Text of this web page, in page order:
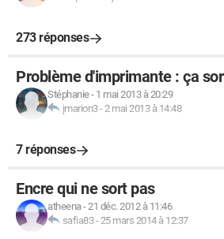
273 réponses
Problème d'imprimante : ça
Stéphanie- 1 mai 2013 à 20:29
jmarion3-2 mai 2013 à 14:48
7 réponses
Encre qui ne sort pas
atheena-21 déc. 2012 à 11:46
safia83-25 mars 2014 à 12:37